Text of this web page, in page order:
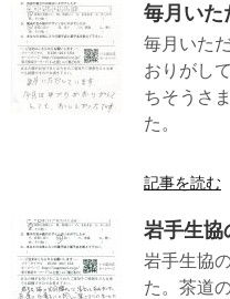
毎月いた
毎月いた
おりがし
ちそうさ
記事を読む
岩手生協
岩手生協
た。茶道